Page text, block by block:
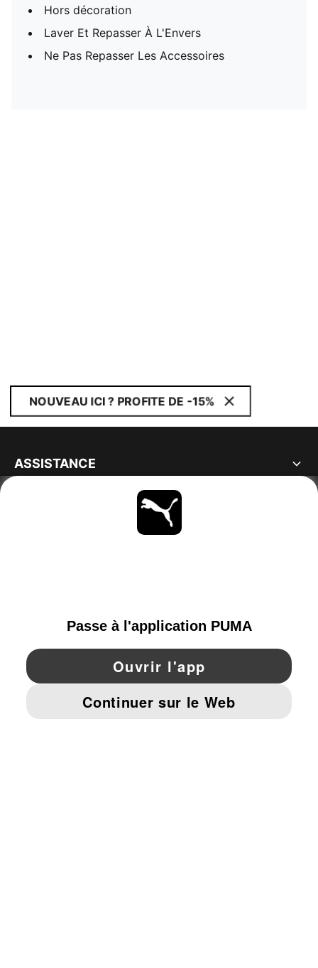
Hors décoration
Laver Et Repasser À L'Envers
Ne Pas Repasser Les Accessoires
NOUVEAU ICI ? PROFITE DE -15%
ASSISTANCE
YouTube Twitter Pinterest
MENTIONS ET DONNÉES LÉGALES